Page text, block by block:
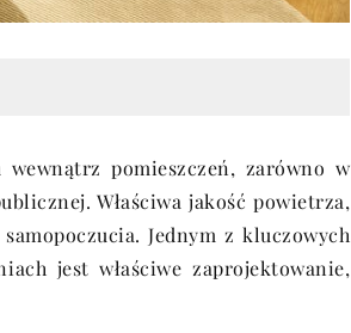
wewnątrz pomieszczeń, zarówno w
Właściwa jakość powietrza,
Jednym z kluczowych
jest właściwe zaprojektowanie,